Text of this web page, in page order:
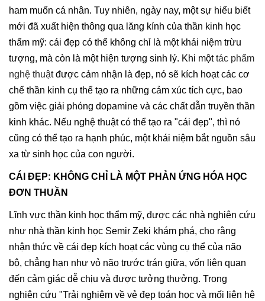
ham muốn cá nhân. Tuy nhiên, ngày nay, một sự hiểu biết
mới đã xuất hiện thông qua lăng kính của thần kinh học
thẩm mỹ: cái đẹp có thể không chỉ là một khái niệm trừu
tượng, mà còn là một hiện tượng sinh lý. Khi mộttác phẩm
nghệ thuậtđược cảm nhận là đẹp, nó sẽ kích hoạt các cơ
chế thần kinh cụ thể tạo ra những cảm xúc tích cực, bao
gồm việc giải phóng dopamine và các chất dẫn truyền thần
kinh khác. Nếu nghệ thuật có thể tạo ra "cái đẹp", thì nó
cũng có thể tạo ra hạnh phúc, một khái niệm bắt nguồn sâu
xa từ sinh học của con người.
CÁI ĐẸP: KHÔNG CHỈ LÀ MỘT PHẢN ỨNG HÓA HỌC
ĐƠN THUẦN
Lĩnh vực thần kinh học thẩm mỹ, được các nhà nghiên cứu
như nhà thần kinh học Semir Zeki khám phá, cho rằng
nhận thức về cái đẹp kích hoạt các vùng cụ thể của não
bộ, chẳng hạn như vỏ não trước trán giữa, vốn liên quan
đến cảm giác dễ chịu và được tưởng thưởng. Trong
nghiên cứu "Trải nghiệm về vẻ đẹp toán học và mối liên hệ